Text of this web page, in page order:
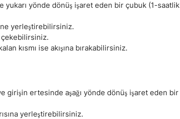
Altın Teknik Analiz
Haftalık Analiz
yukarı yönde dönüş işaret eden bir çubuk (1-saatlik
yerleştirebilirsiniz.
kısmı ise akışına bırakabilirsiniz.
girişin ertesinde aşağı yönde dönüş işaret eden bir
yerleştirebilirsiniz.